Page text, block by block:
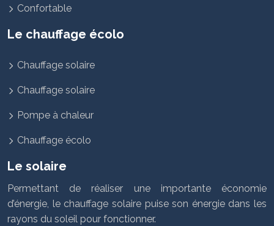
Confortable
Le chauffage écolo
Chauffage solaire
Chauffage solaire
Pompe à chaleur
Chauffage écolo
Le solaire
Permettant de réaliser une importante économie
d’énergie, le chauffage solaire puise son énergie dans les
rayons du soleil pour fonctionner.